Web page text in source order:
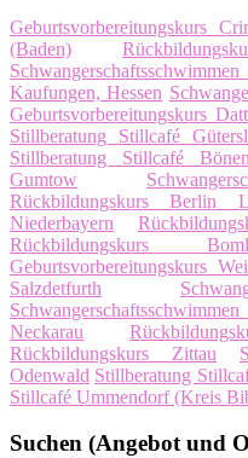
Geburtsvorbereitungskurs
(Baden)
Kaufungen, Hessen
Geburtsvorbereitungskurs
Stillberatung Stillcafé
Stillberatung Stillcafé Bönen
Gumtow
Rückbildungskurs Berlin
Niederbayern
Rückbildungskurs
Geburtsvorbereitungskurs
Salzdetfurth
Neckarau
Rückbildungskurs Zittau
Odenwald Stillberatung
Stillcafé Ummendorf (Kreis
Suchen (Angebot und